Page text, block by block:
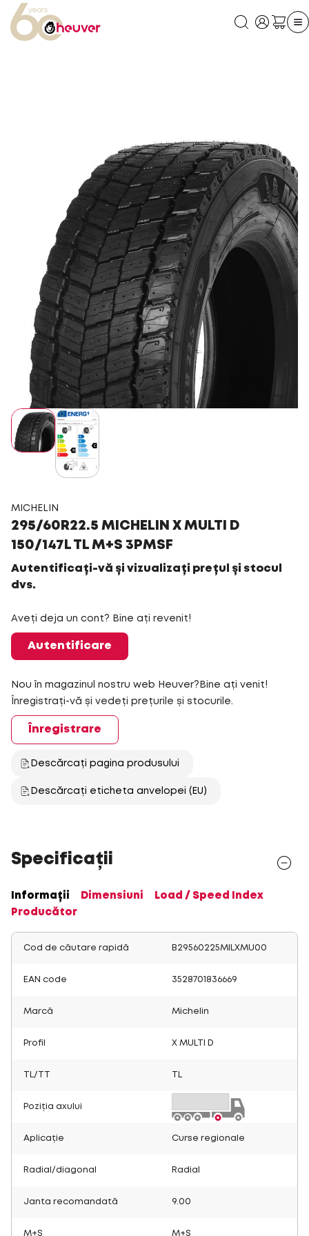
MICHELIN
295/60R22.5 MICHELIN X MULTI D
150/147L TL M+S 3PMSF
Autentificați-vă și vizualizați prețul și stocul
dvs.
Aveți deja un cont? Bine ați revenit!
Autentificare
Nou în magazinul nostru web Heuver?Bine ați venit!
Înregistrați-vă și vedeți prețurile și stocurile.
Înregistrare
Descărcați pagina produsului
Descărcați eticheta anvelopei (EU)
Specificații
Informații Dimensiuni
Load / Speed Index
Producător
Cod de căutare rapidă B29560225MILXMU00
EAN code 3528701836669
Marcă Michelin
Profil X MULTI D
TL/TT
Poziția axului
Aplicație Curse regionale
Radial/diagonal Radial
Janta recomandată 9.00
M+S M+S